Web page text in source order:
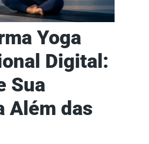
Yoga
Digital:
Sua
Além das